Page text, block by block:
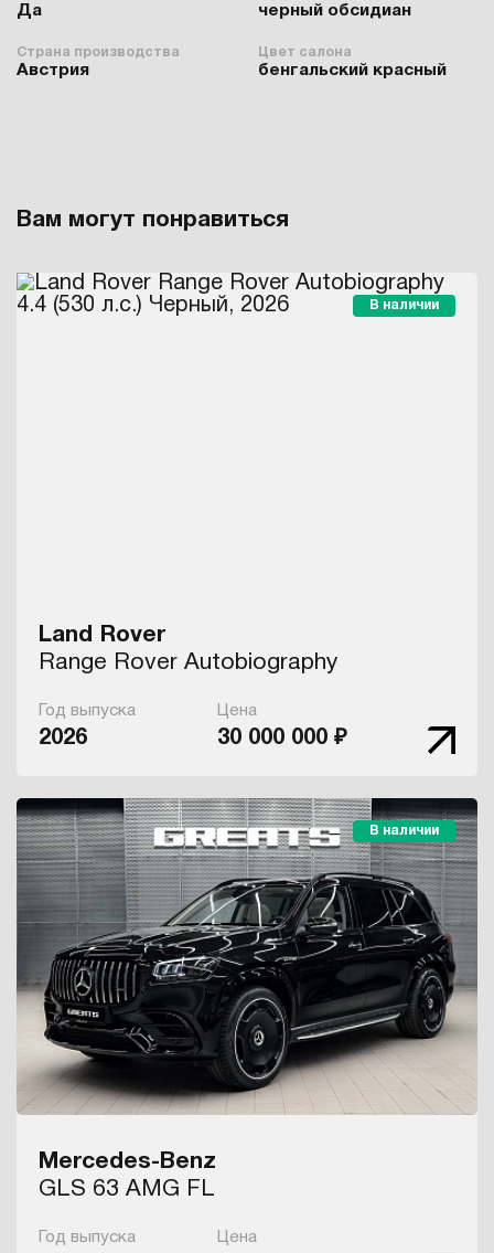
Да черный обсидиан
Страна производства
Австрия
Цвет салона
бенгальский красный
Вам могут понравиться
В наличии
Land Rover
Range Rover Autobiography
Год выпуска
2026
Цена
30 000 000 ₽
В наличии
Mercedes-Benz
GLS 63 AMG FL
Год выпуска Цена